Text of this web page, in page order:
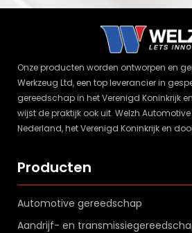
Onze producten worden ontworpen en
Werkzeug Ltd, een top leverancier in
gereedschap in het Verenigd Koninkrijk
wijst de praktijk ook uit. Welzh
Nederland, het Verenigd Koninkrijk en
Producten
Automotive gereedschap
Aandrijf- en